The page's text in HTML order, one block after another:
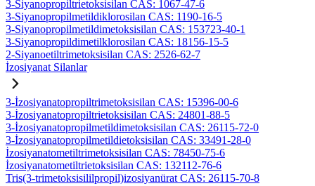
3-Siyanopropiltrietoksisilan CAS: 1067-47-6
3-Siyanopropilmetildiklorosilan CAS: 1190-16-5
3-Siyanopropilmetildimetoksisilan CAS: 153723-40-1
3-Siyanopropildimetilklorosilan CAS: 18156-15-5
2-Siyanoetiltrimetoksisilan CAS: 2526-62-7
İzosiyanat Silanlar
3-İzosiyanatopropiltrimetoksisilan CAS: 15396-00-6
3-İzosiyanatopropiltrietoksisilan CAS: 24801-88-5
3-İzosiyanatopropilmetildimetoksisilan CAS: 26115-72-0
3-İzosiyanatopropilmetildietoksisilan CAS: 33491-28-0
İzosiyanatometiltrimetoksisilan CAS: 78450-75-6
İzosiyanatometiltrietoksisilan CAS: 132112-76-6
Tris(3-trimetoksisililpropil)izosiyanürat CAS: 26115-70-8